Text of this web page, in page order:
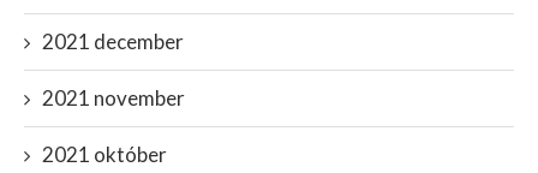
2021 december
2021 november
2021 október